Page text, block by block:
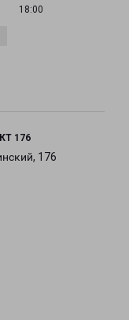
18:00
176
176